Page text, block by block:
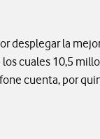
desplegar la
cuales 10,5
cuenta, por